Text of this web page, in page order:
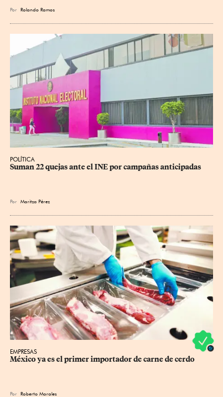
Por Rolando Ramos
POLÍTICA
Suman 22 quejas ante el INE por campañas anticipadas
Por Maritza Pérez
EMPRESAS
México ya es el primer importador de carne de cerdo
Por Roberto Morales